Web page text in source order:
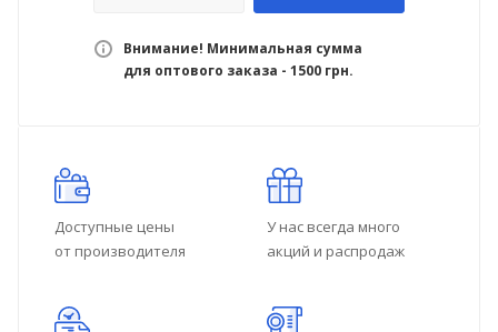
Внимание! Минимальная сумма
для оптового заказа - 1500 грн.
Доступные цены
от производителя
У нас всегда много
акций и распродаж